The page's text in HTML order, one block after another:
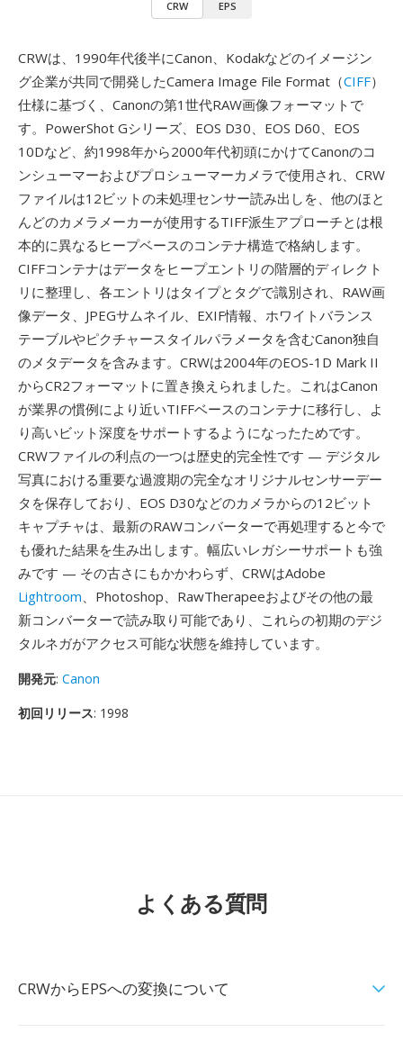
CRW EPS
CRWは、1990年代後半にCanon、Kodakなどのイメージン
グ企業が共同で開発したCamera Image File Format（CIFF）
仕様に基づく、Canonの第1世代RAW画像フォーマットで
す。PowerShot Gシリーズ、EOS D30、EOS D60、EOS
10Dなど、約1998年から2000年代初頭にかけてCanonのコ
ンシューマーおよびプロシューマーカメラで使用され、CRW
ファイルは12ビットの未処理センサー読み出しを、他のほと
んどのカメラメーカーが使用するTIFF派生アプローチとは根
本的に異なるヒープベースのコンテナ構造で格納します。
CIFFコンテナはデータをヒープエントリの階層的ディレクト
リに整理し、各エントリはタイプとタグで識別され、RAW画
像データ、JPEGサムネイル、EXIF情報、ホワイトバランス
テーブルやピクチャースタイルパラメータを含むCanon独自
のメタデータを含みます。CRWは2004年のEOS-1D Mark II
からCR2フォーマットに置き換えられました。これはCanon
が業界の慣例により近いTIFFベースのコンテナに移行し、よ
り高いビット深度をサポートするようになったためです。
CRWファイルの利点の一つは歴史的完全性です — デジタル
写真における重要な過渡期の完全なオリジナルセンサーデー
タを保存しており、EOS D30などのカメラからの12ビット
キャプチャは、最新のRAWコンバーターで再処理すると今で
も優れた結果を生み出します。幅広いレガシーサポートも強
みです — その古さにもかかわらず、CRWはAdobe
Lightroom、Photoshop、RawTherapeeおよびその他の最
新コンバーターで読み取り可能であり、これらの初期のデジ
タルネガがアクセス可能な状態を維持しています。
開発元: Canon
初回リリース: 1998
よくある質問
CRWからEPSへの変換について